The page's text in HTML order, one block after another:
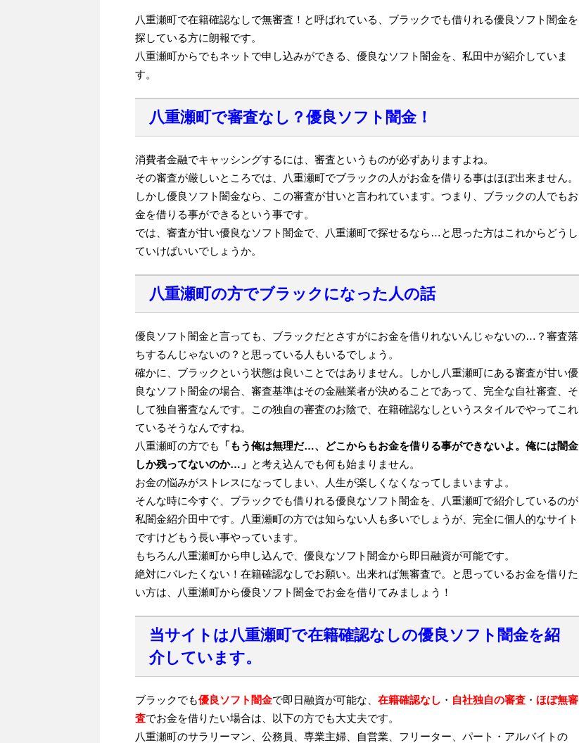
八重瀬町で在籍確認なしで無審査！と呼ばれている、ブラックでも借りれる優良ソフト闇金を
探している方に朗報です。
八重瀬町からでもネットで申し込みができる、優良なソフト闇金を、私田中が紹介していま
す。
八重瀬町で審査なし？優良ソフト闇金！
消費者金融でキャッシングするには、審査というものが必ずありますよね。
その審査が厳しいところでは、八重瀬町でブラックの人がお金を借りる事はほぼ出来ません。
しかし優良ソフト闇金なら、この審査が甘いと言われています。つまり、ブラックの人でもお
金を借りる事ができるという事です。
では、審査が甘い優良なソフト闇金で、八重瀬町で探せるなら…と思った方はこれからどうし
ていけばいいでしょうか。
八重瀬町の方でブラックになった人の話
優良ソフト闇金と言っても、ブラックだとさすがにお金を借りれないんじゃないの…？審査落
ちするんじゃないの？と思っている人もいるでしょう。
確かに、ブラックという状態は良いことではありません。しかし八重瀬町にある審査が甘い優
良なソフト闇金の場合、審査基準はその金融業者が決めることであって、完全な自社審査、そ
して独自審査なんです。この独自の審査のお陰で、在籍確認なしというスタイルでやってこれ
ているそうなんですね。
八重瀬町の方でも
「もう俺は無理だ…、どこからもお金を借りる事ができないよ。俺には闇金
しか残ってないのか…」 と考え込んでも何も始まりません。
お金の悩みがストレスになってしまい、人生が楽しくなくなってしまいますよ。
そんな時に今すぐ、ブラックでも借りれる優良なソフト闇金を、八重瀬町で紹介しているのが
私闇金紹介田中です。八重瀬町の方では知らない人も多いでしょうが、完全に個人的なサイト
ですけどもう長い事やっています。
もちろん八重瀬町から申し込んで、優良なソフト闇金から即日融資が可能です。
絶対にバレたくない！在籍確認なしでお願い。出来れば無審査で。と思っているお金を借りた
い方は、八重瀬町から優良ソフト闇金でお金を借りてみましょう！
当サイトは八重瀬町で在籍確認なしの優良ソフト闇金を紹
介しています。
ブラックでも優良ソフト闇金で即日融資が可能な、 在籍確認なし ・ 自社独自の審査 ・ ほぼ無審
査でお金を借りたい場合は、以下の方でも大丈夫です。
八重瀬町のサラリーマン、公務員、専業主婦、自営業、フリーター、パート・アルバイトの